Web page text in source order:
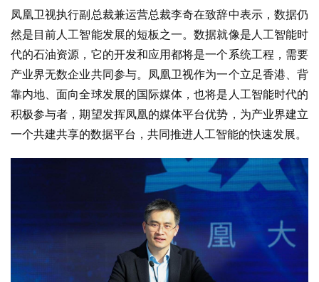
凤凰卫视执行副总裁兼运营总裁李奇在致辞中表示，数据仍
然是目前人工智能发展的短板之一。数据就像是人工智能时
代的石油资源，它的开发和应用都将是一个系统工程，需要
产业界无数企业共同参与。凤凰卫视作为一个立足香港、背
靠内地、面向全球发展的国际媒体，也将是人工智能时代的
积极参与者，期望发挥凤凰的媒体平台优势，为产业界建立
一个共建共享的数据平台，共同推进人工智能的快速发展。